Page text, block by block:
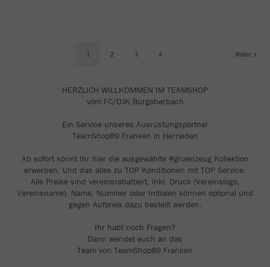
1 2 3 4 Weiter
HERZLICH WILLKOMMEN IM TEAMSHOP
vom FC/DJK Burgoberbach
Ein Service unseres Ausrüstungspartner
TeamShop89 Franken in Herrieden
Ab sofort könnt Ihr hier die ausgewählte #gruenzeug Kollektion
erwerben. Und das alles zu TOP Konditionen mit TOP Service.
Alle Preise sind vereinsrabattiert, inkl. Druck (Vereinslogo,
Vereinsname). Name, Nummer oder Initialen können optional und
gegen Aufpreis dazu bestellt werden.
Ihr habt noch Fragen?
Dann wendet euch an das
Team von TeamShop89 Franken